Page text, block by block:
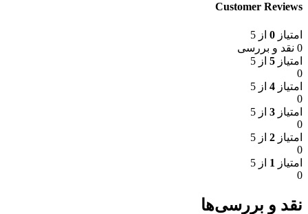
Customer Reviews
امتیاز 0 از 5
0 نقد و بررسی
امتیاز 5 از 5
0
امتیاز 4 از 5
0
امتیاز 3 از 5
0
امتیاز 2 از 5
0
امتیاز 1 از 5
0
نقد و بررسی‌ها